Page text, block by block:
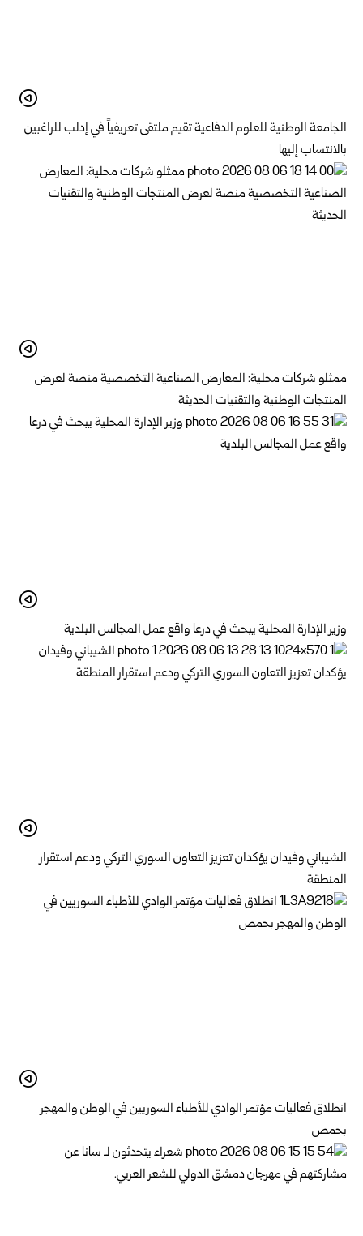
الجامعة الوطنية للعلوم الدفاعية تقيم ملتقى تعريفياً في إدلب للراغبين
بالانتساب إليها
ممثلو شركات محلية: المعارض الصناعية التخصصية منصة لعرض
المنتجات الوطنية والتقنيات الحديثة
وزير الإدارة المحلية يبحث في درعا واقع عمل المجالس البلدية
الشيباني وفيدان يؤكدان تعزيز التعاون السوري التركي ودعم استقرار
المنطقة
انطلاق فعاليات مؤتمر الوادي للأطباء السوريين في الوطن والمهجر
بحمص